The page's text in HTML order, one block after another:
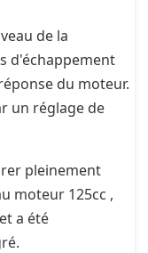
de la
d'échappement
du moteur.
un réglage de
pleinement
moteur 125cc ,
a été